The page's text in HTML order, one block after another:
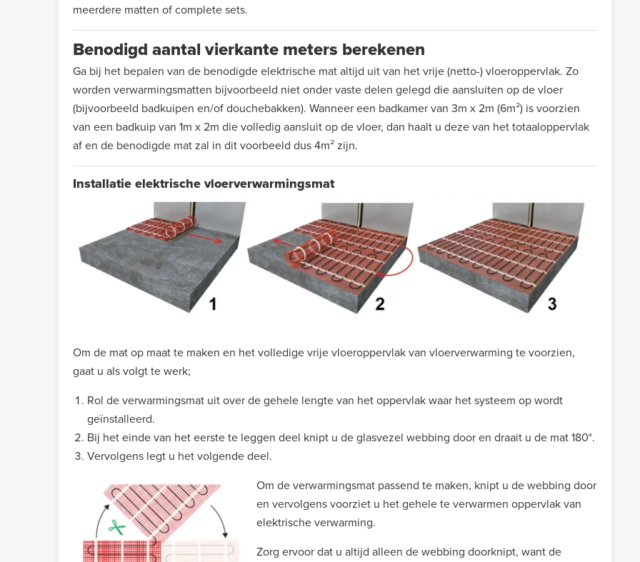
meerdere matten of complete sets.
Benodigd aantal vierkante meters berekenen
Ga bij het bepalen van de benodigde elektrische mat altijd uit van het vrije (netto-) vloeroppervlak. Zo
worden verwarmingsmatten bijvoorbeeld niet onder vaste delen gelegd die aansluiten op de vloer
(bijvoorbeeld badkuipen en/of douchebakken). Wanneer een badkamer van 3m x 2m (6m²) is voorzien
van een badkuip van 1m x 2m die volledig aansluit op de vloer, dan haalt u deze van het totaaloppervlak
af en de benodigde mat zal in dit voorbeeld dus 4m² zijn.
Installatie elektrische vloerverwarmingsmat
Om de mat op maat te maken en het volledige vrije vloeroppervlak van vloerverwarming te voorzien,
gaat u als volgt te werk;
Rol de verwarmingsmat uit over de gehele lengte van het oppervlak waar het systeem op wordt
geïnstalleerd.
Bij het einde van het eerste te leggen deel knipt u de glasvezel webbing door en draait u de mat 180°.
Vervolgens legt u het volgende deel.
Om de verwarmingsmat passend te maken, knipt u de webbing door
en vervolgens voorziet u het gehele te verwarmen oppervlak van
elektrische verwarming.
Zorg ervoor dat u altijd alleen de webbing doorknipt, want de